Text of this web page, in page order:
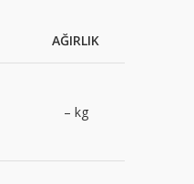
AĞIRLIK
– kg